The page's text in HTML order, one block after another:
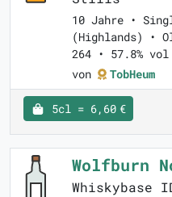
10 Jahre •
(Highlands) •
264 • 57.8% vol
von
TobHeum
5cl = 6,60 €
Wolfburn
Whiskybase